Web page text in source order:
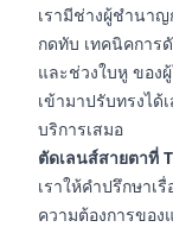
เรามีช่างผู้ชำนา
กดทับ เทคนิคการ
และช่วงใบหู ของ
เข้ามาปรับทรงได้
บริการเสมอ
ตัดเลนส์สายตาที่
เราให้คำปรึกษา
ความต้องการขอ